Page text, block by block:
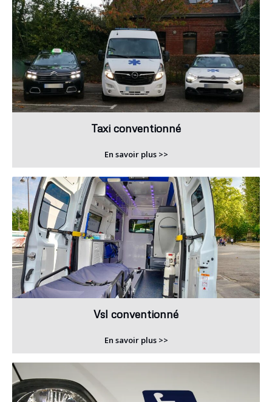
Taxi conventionné
En savoir plus >>
Vsl conventionné
En savoir plus >>